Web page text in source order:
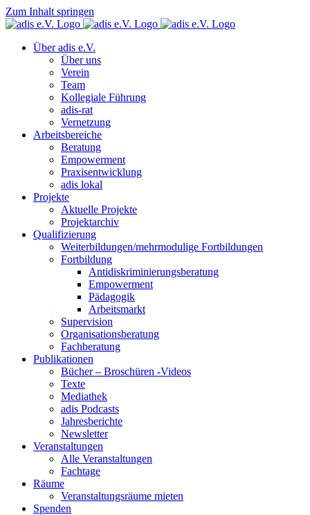
Zum Inhalt springen
Über adis e.V.
Über uns
Verein
Team
Kollegiale Führung
adis-rat
Vernetzung
Arbeitsbereiche
Beratung
Empowerment
Praxisentwicklung
adis lokal
Projekte
Aktuelle Projekte
Projektarchiv
Qualifizierung
Weiterbildungen/mehrmodulige Fortbildungen
Fortbildung
Antidiskriminierungsberatung
Empowerment
Pädagogik
Arbeitsmarkt
Supervision
Organisationsberatung
Fachberatung
Publikationen
Bücher – Broschüren -Videos
Texte
Mediathek
adis Podcasts
Jahresberichte
Newsletter
Veranstaltungen
Alle Veranstaltungen
Fachtage
Räume
Veranstaltungsräume mieten
Spenden